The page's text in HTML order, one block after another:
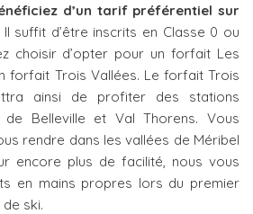
d’un tarif préférentiel sur
Il suffit d’être inscrits en Classe 0 ou
choisir d’opter pour un forfait Les
forfait Trois Vallées. Le forfait Trois
ainsi de profiter des stations
de Belleville et Val Thorens. Vous
rendre dans les vallées de Méribel
encore plus de facilité, nous vous
en mains propres lors du premier
ski.